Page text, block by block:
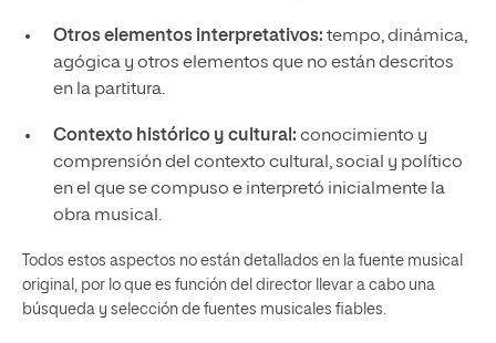
Otros elementos interpretativos: tempo, dinámica,
agógica y otros elementos que no están descritos
en la partitura.
Contexto histórico y cultural : conocimiento y
comprensión del contexto cultural, social y político
en el que se compuso e interpretó inicialmente la
obra musical.
Todos estos aspectos no están detallados en la fuente musical
original, por lo que es función del director llevar a cabo una
búsqueda y selección de fuentes musicales fiables.